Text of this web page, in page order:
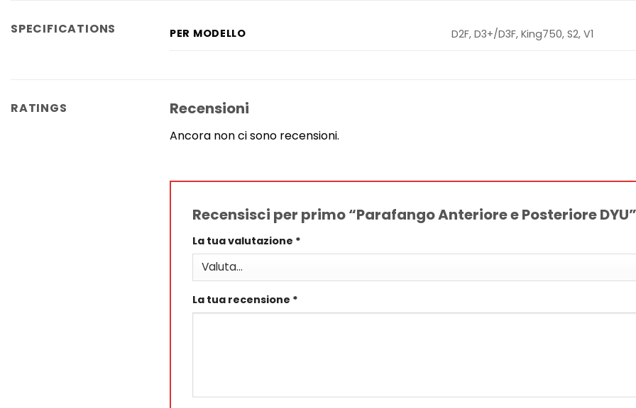
SPECIFICATIONS PER MODELLO D2F, D3+/D3F, King750, S2, V1
RATINGS Recensioni
Ancora non ci sono recensioni.
Recensisci per primo “Parafango Anteriore e Posteriore
La tua valutazione *
La tua recensione *